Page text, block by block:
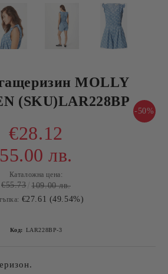
MOLLY
(SKU)LAR228BP
-50%
€28.12
55.00 лв.
Каталожна цена:
€55.73 109.00 лв.
€27.61 (49.54%)
Код: LAR228BP-3